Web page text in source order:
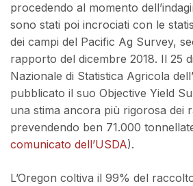
procedendo al momento
sono stati poi incrociati con le
dei campi del Pacific Ag Survey,
rapporto del dicembre 2018. Il 25
Nazionale di Statistica Agricola
pubblicato il suo Objective Yield
una stima ancora più rigorosa dei
prevendendo ben 71.000
comunicato dell’USDA).
L’Oregon coltiva il 99% del